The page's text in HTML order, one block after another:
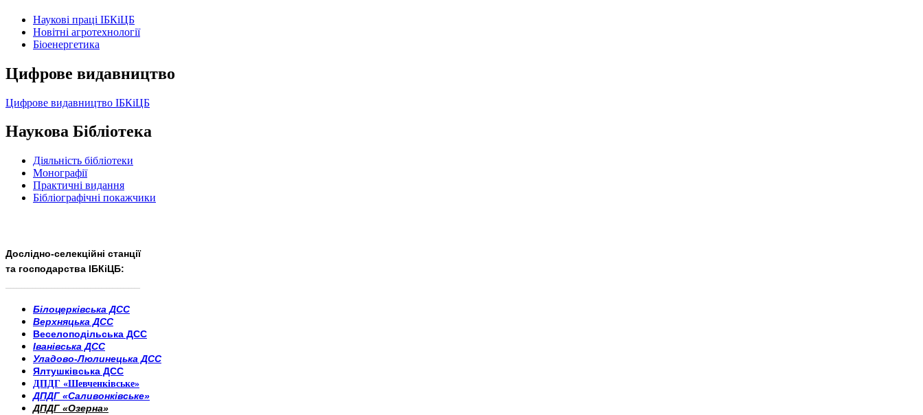
Наукові праці ІБКіЦБ
Новітні агротехнології
Бiоенергетика
Цифрове видавництво
Цифрове видавництво ІБКіЦБ
Наукова Бібліотека
Діяльність бібліотеки
Монографії
Практичні видання
Бібліографічні покажчики
Дослідно-селекційні станції
та господарства ІБКіЦБ:
Білоцерківська ДСС
Верхняцька ДСС
Веселоподільська ДСС
Іванівська ДСС
Уладово-Люлинецька ДСС
Ялтушківська ДСС
ДПДГ «Шевченківське»
ДПДГ «Саливонківське»
ДПДГ «Озерна»